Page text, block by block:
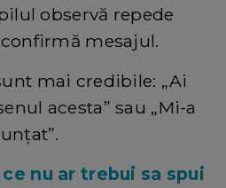
observă repede
mesajul.
mai credibile: „Ai
acesta” sau „Mi-a
nu ar trebui sa spui